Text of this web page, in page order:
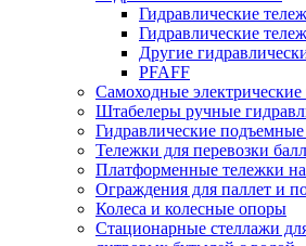
Гидравлические
Гидравлические
Другие
PFAFF
Самоходные электрические
Штабелеры ручные
Гидравлические
Тележки для перевозки
Платформенные тележки на
Ограждения для паллет и
Колеса и колесные опоры
Стационарные стеллажи